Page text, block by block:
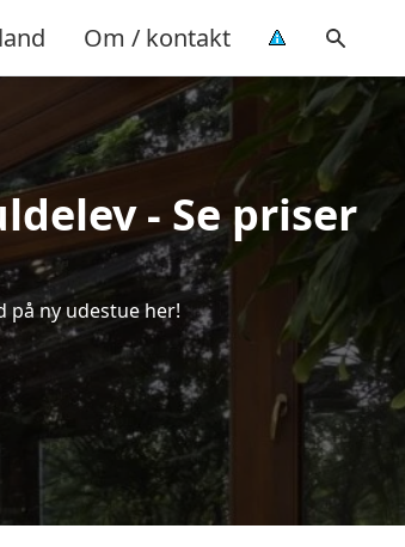
Om / kontakt
- Se priser
på ny udestue her!